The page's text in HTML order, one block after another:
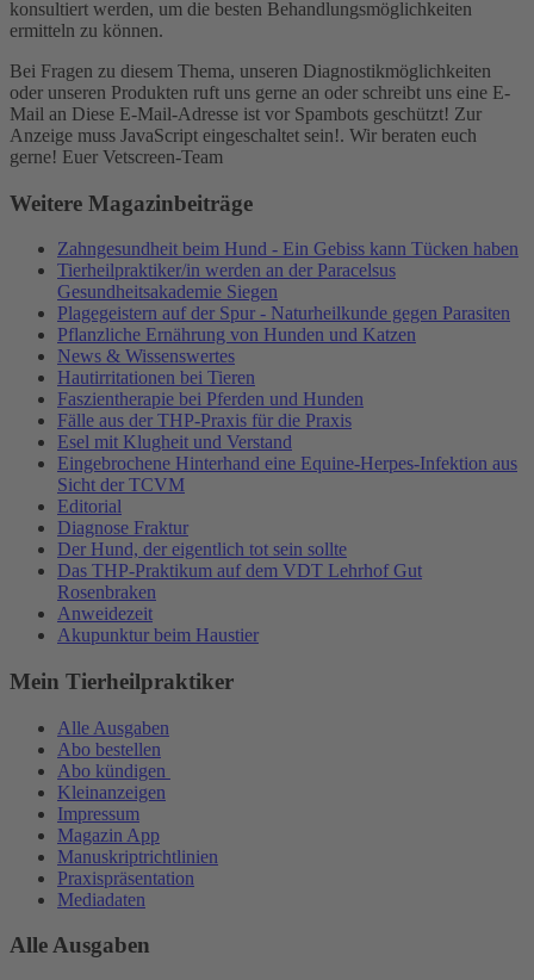
konsultiert werden, um die besten Behandlungsmöglichkeiten
ermitteln zu können.
Bei Fragen zu diesem Thema, unseren Diagnostikmöglichkeiten
oder unseren Produkten ruft uns gerne an oder schreibt uns eine E-
Mail an Diese E-Mail-Adresse ist vor Spambots geschützt! Zur
Anzeige muss JavaScript eingeschaltet sein!. Wir beraten euch
gerne! Euer Vetscreen-Team
Weitere Magazinbeiträge
Zahngesundheit beim Hund - Ein Gebiss kann Tücken haben
Tierheilpraktiker/in werden an der Paracelsus
Gesundheitsakademie Siegen
Plagegeistern auf der Spur - Naturheilkunde gegen Parasiten
Pflanzliche Ernährung von Hunden und Katzen
News & Wissenswertes
Hautirritationen bei Tieren
Faszientherapie bei Pferden und Hunden
Fälle aus der THP-Praxis für die Praxis
Esel mit Klugheit und Verstand
Eingebrochene Hinterhand eine Equine-Herpes-Infektion aus
Sicht der TCVM
Editorial
Diagnose Fraktur
Der Hund, der eigentlich tot sein sollte
Das THP-Praktikum auf dem VDT Lehrhof Gut
Rosenbraken
Anweidezeit
Akupunktur beim Haustier
Mein Tierheilpraktiker
Alle Ausgaben
Abo bestellen
Abo kündigen
Kleinanzeigen
Impressum
Magazin App
Manuskriptrichtlinien
Praxispräsentation
Mediadaten
Alle Ausgaben